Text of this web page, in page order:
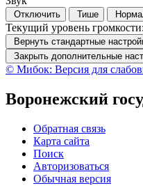
Отключить Тише
Текущий уровень громкости:
Вернуть стандартные
Закрыть дополнительные
© Мибок: Версия для
Воронежский
Обратная связь
Карта сайта
Поиск
Авторизоваться
Обычная версия